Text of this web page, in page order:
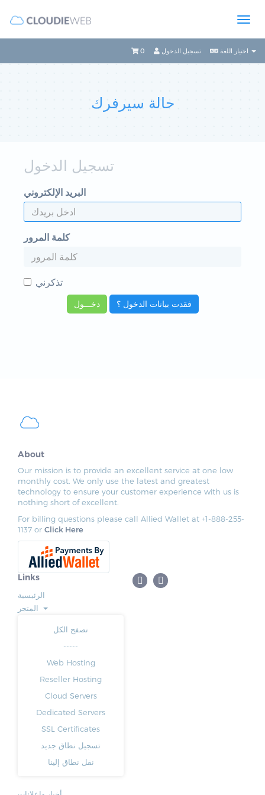
تسجيل الدخول 0
حالة سيرفرك
تسجيل الدخول
البريد الإلكتروني
كلمة المرور
تذكرني
فقدت بيانات الدخول ؟
About
Our mission is to provide an excellent service at one low
monthly cost. We only use the latest and greatest
technology to ensure your customer experience with us is
nothing short of excellent.
For billing questions please call Allied Wallet at +1-888-255-
1137 or Click Here
Links
الرئيسية
تصفح الكل
-----
Web Hosting
Reseller Hosting
Cloud Servers
Dedicated Servers
SSL Certificates
تسجيل نطاق جديد
نقل نطاق إلينا